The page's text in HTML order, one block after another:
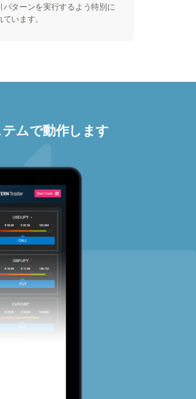
パターンを実行するよう特別に
います。
ムで動作します